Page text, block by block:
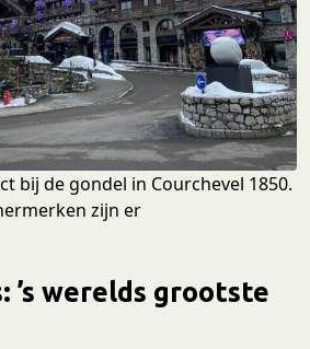
bij de gondel in Courchevel 1850.
zijn er
’s werelds grootste